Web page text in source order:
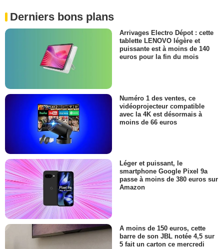
Derniers bons plans
Arrivages Electro Dépot : cette
tablette LENOVO légère et
puissante est à moins de 140
euros pour la fin du mois
Numéro 1 des ventes, ce
vidéoprojecteur compatible
avec la 4K est désormais à
moins de 66 euros
Léger et puissant, le
smartphone Google Pixel 9a
passe à moins de 380 euros sur
Amazon
A moins de 150 euros, cette
barre de son JBL notée 4,5 sur
5 fait un carton ce mercredi